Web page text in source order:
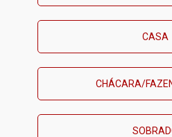
CASA
CHÁCARA/